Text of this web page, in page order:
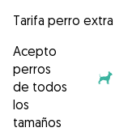
Tarifa perro extra
Acepto
perros
de todos
los
tamaños